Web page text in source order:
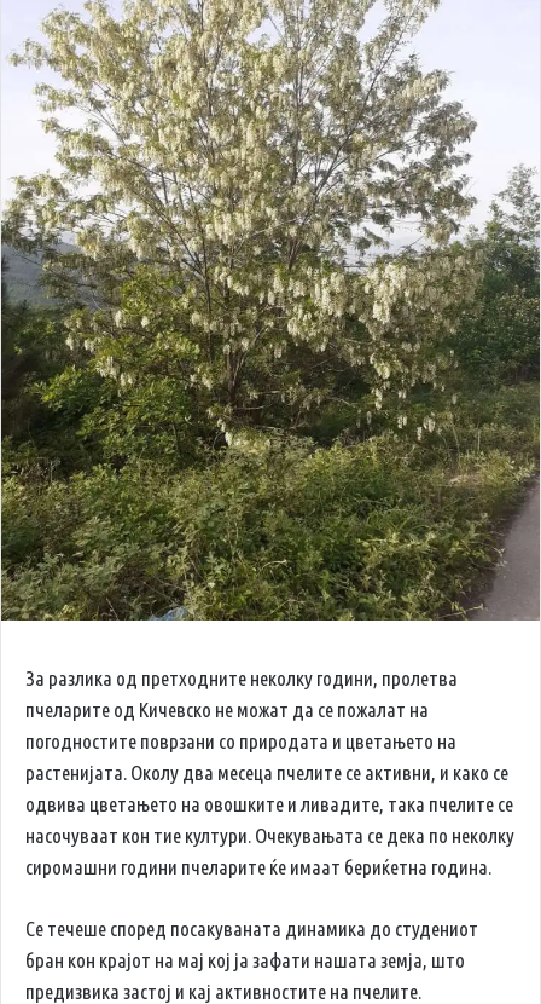
За разлика од претходните неколку години, пролетва
пчеларите од Кичевско не можат да се пожалат на
погодностите поврзани со природата и цветањето на
растенијата. Околу два месеца пчелите се активни, и како се
одвива цветањето на овошките и ливадите, така пчелите се
насочуваат кон тие култури. Очекувањата се дека по неколку
сиромашни години пчеларите ќе имаат бериќетна година.
Се течеше според посакуваната динамика до студениот
бран кон крајот на мај кој ја зафати нашата земја, што
предизвика застој и кај активностите на пчелите.